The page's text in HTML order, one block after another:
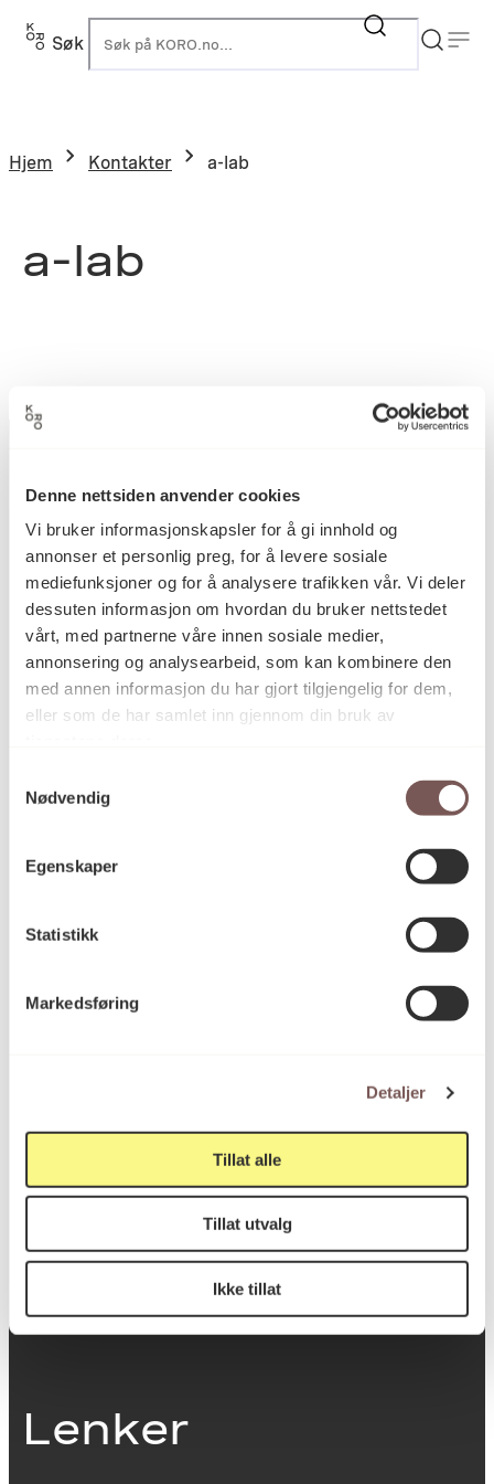
Denne nettsiden anvender cookies
Vi bruker informasjonskapsler for å gi innhold og
annonser et personlig preg, for å levere sosiale
mediefunksjoner og for å analysere trafikken vår. Vi deler
dessuten informasjon om hvordan du bruker nettstedet
vårt, med partnerne våre innen sosiale medier,
annonsering og analysearbeid, som kan kombinere den
med annen informasjon du har gjort tilgjengelig for dem,
eller som de har samlet inn gjennom din bruk av
Nødvendig
Egenskaper
Statistikk
Markedsføring
Detaljer
Tillat alle
Tillat utvalg
Ikke tillat
Søk
Hjem Kontakter a-lab
a-lab
Postadresse
Postboks 6994
St. Olavs plass
0130 Oslo
post@koro.no
Besøksadresse
Victoria Terrasse 11
0251 Oslo
Viktig info
Utbetaling og fakturering
Om opphavsrett
Dokumentasjonsskjema
Last ned logo
Lenker